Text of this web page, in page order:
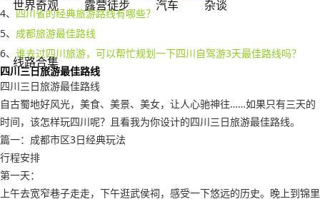
世界奇观 露营徒步 汽车 杂谈
线路合集
4、四川省的经典旅游路线有哪些？
5、 成都旅游最佳路线
6、谁去过四川旅游，可以帮忙规划一下四川自驾游3天最佳路线吗？
四川三日旅游最佳路线
四川三日旅游最佳路线
自古蜀地好风光，美食、美景、美女，让人心驰神往……如果只有三天的
时间，该怎样玩四川呢？且看我为你设计的四川三日旅游最佳路线。
篇一：成都市区3日经典玩法
行程安排
第一天：
上午去宽窄巷子走走，下午逛武侯祠，感受一下悠远的历史。晚上到锦里